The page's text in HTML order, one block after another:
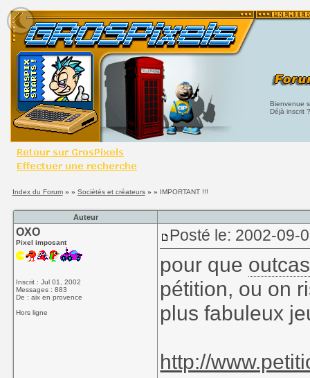
Bienvenue
Déjà inscrit
Index du Forum» » Sociétés et créateurs» » IMPORTANT !!!
Auteur
OXO
Pixel imposant
Inscrit : Jul 01, 2002
Messages : 883
De : aix en provence
Hors ligne
Posté le: 2002-09-
pour que
pétition, ou on
plus fabuleux
http://